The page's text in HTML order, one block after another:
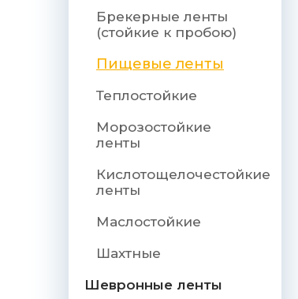
Брекерные ленты
(стойкие к пробою)
Пищевые ленты
Теплостойкие
Морозостойкие
ленты
Кислотощелочестойкие
ленты
Маслостойкие
Шахтные
Шевронные ленты